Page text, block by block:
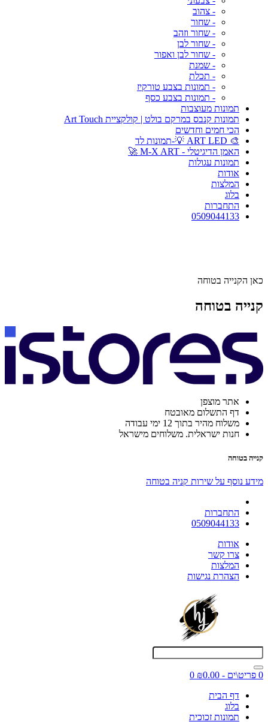
- צהוב
- שחור
- שחור וזהב
- שחור לבן
- שחור לבן ואפור
- שמנת
- תכלת
- תמונות בצבע טורקיז
- תמונות בצבע כסף
תמונות מעוצבות
תמונות קנבס במרקם בולט | קולקציית Art Touch
הכי חמים וחדשים
🎨 ART LED 💡-תמונות לד
האמן הדיגיטלי - M-X ART 🚀
תמונות עגולות
אודות
המלצות
בלוג
התחברות
0509044133
כאן הקנייה בטוחה
קנייה בטוחה
אתר מוצפן
דף התשלום מאובטח
משלוח מהיר בתוך 12 ימי עבודה
חנות ישראלית. משלוחים מישראל
קנייה בטוחה
מידע נוסף על שירות קניה בטוחה
התחברות
0509044133
אודות
צרו קשר
המלצות
הצהרת נגישות
0 פריט\ים - ₪0.00
0
דף הבית
בלוג
תמונות זכוכית